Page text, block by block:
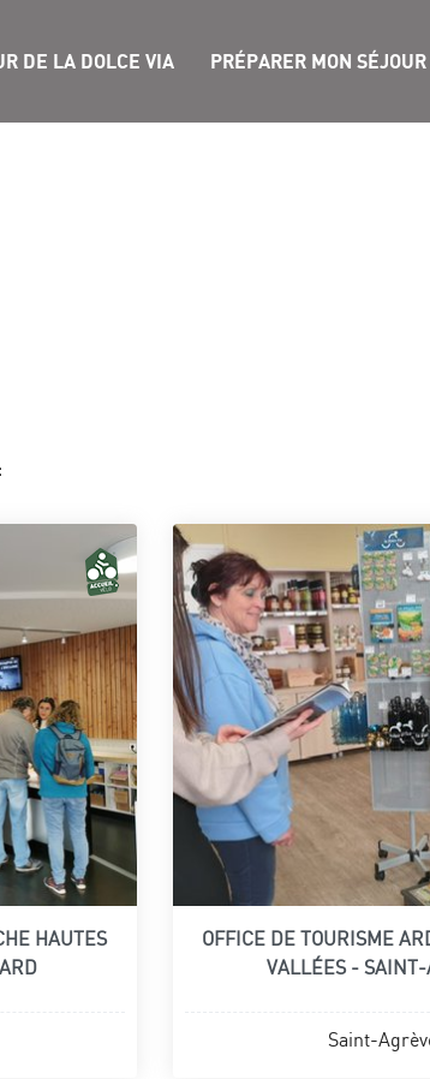
DE LA DOLCE VIA PRÉPARER MON SÉJOUR
HAUTES
OFFICE DE TOURISME
VALLÉES - SAINT-
Saint-